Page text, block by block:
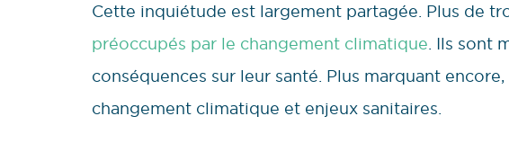
Cette inquiétude est largement partagée. Plus de
préoccupés par le changement climatique. Ils sont
conséquences sur leur santé. Plus marquant
changement climatique et enjeux sanitaires.